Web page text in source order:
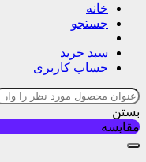
خانه
جستجو
سبد خرید
حساب کاربری
بستن
مقایسه